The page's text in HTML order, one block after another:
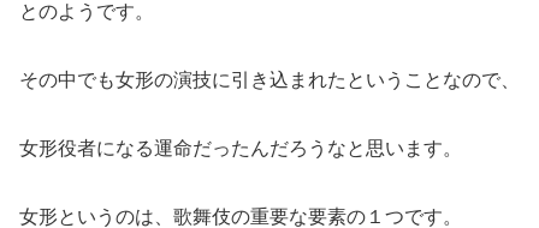
とのようです。
その中でも女形の演技に引き込まれたということなので、
女形役者になる運命だったんだろうなと思います。
女形というのは、歌舞伎の重要な要素の１つです。